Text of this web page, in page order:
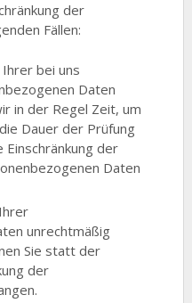
der
Fällen:
bei uns
Daten
in der Regel Zeit, um
Dauer der Prüfung
Einschränkung der
Daten
unrechtmäßig
Sie statt der
der